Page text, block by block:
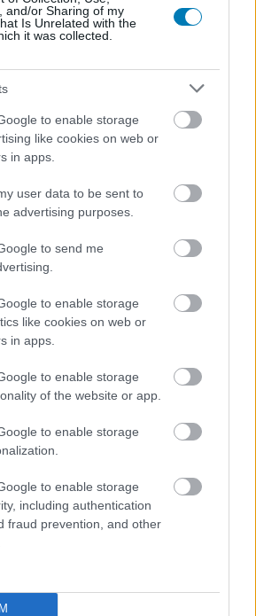
and/or Sharing of my
Is Unrelated with the
it was collected.
to enable storage
like cookies on web or
in apps.
user data to be sent to
advertising purposes.
to send me
to enable storage
like cookies on web or
in apps.
to enable storage
of the website or app.
to enable storage
to enable storage
including authentication
fraud prevention, and other
több, mintha csak egy puszta
Unreal Engine 5-projektről. A
letölteni
semmiről?
vár rád, lehet, hogy éppen nem
kiválogatjuk neked a
fel hírlevelünkre!
adatkezelési nyilatkozattartalmát
elfogadom.
Feliratkozom